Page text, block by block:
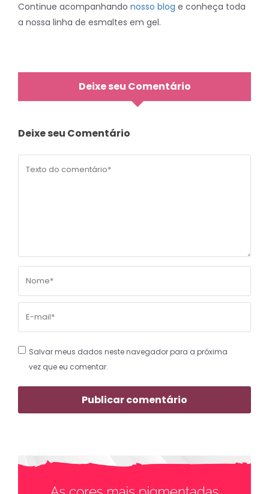
Continue acompanhando nosso blog e conheça toda
a nossa linha de esmaltes em gel.
Deixe seu Comentário
Deixe seu Comentário
Salvar meus dados neste navegador para a próxima
vez que eu comentar.